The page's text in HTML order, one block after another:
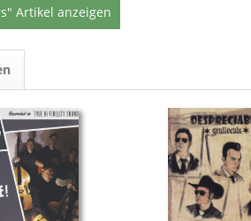
Artikel anzeigen